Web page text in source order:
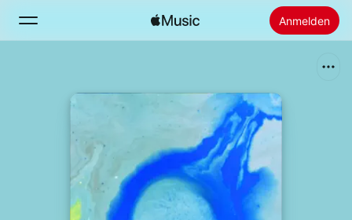
Anmelden
Startseite
Radio
Apple Music installieren